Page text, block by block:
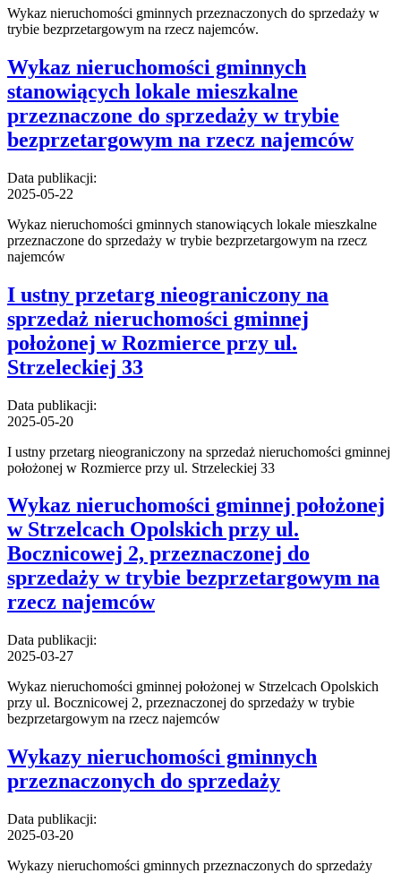
Wykaz nieruchomości gminnych przeznaczonych do sprzedaży w
trybie bezprzetargowym na rzecz najemców.
Wykaz nieruchomości gminnych
stanowiących lokale mieszkalne
przeznaczone do sprzedaży w trybie
bezprzetargowym na rzecz najemców
Data publikacji:
2025-05-22
Wykaz nieruchomości gminnych stanowiących lokale mieszkalne
przeznaczone do sprzedaży w trybie bezprzetargowym na rzecz
najemców
I ustny przetarg nieograniczony na
sprzedaż nieruchomości gminnej
położonej w Rozmierce przy ul.
Strzeleckiej 33
Data publikacji:
2025-05-20
I ustny przetarg nieograniczony na sprzedaż nieruchomości gminnej
położonej w Rozmierce przy ul. Strzeleckiej 33
Wykaz nieruchomości gminnej położonej
w Strzelcach Opolskich przy ul.
Bocznicowej 2, przeznaczonej do
sprzedaży w trybie bezprzetargowym na
rzecz najemców
Data publikacji:
2025-03-27
Wykaz nieruchomości gminnej położonej w Strzelcach Opolskich
przy ul. Bocznicowej 2, przeznaczonej do sprzedaży w trybie
bezprzetargowym na rzecz najemców
Wykazy nieruchomości gminnych
przeznaczonych do sprzedaży
Data publikacji:
2025-03-20
Wykazy nieruchomości gminnych przeznaczonych do sprzedaży